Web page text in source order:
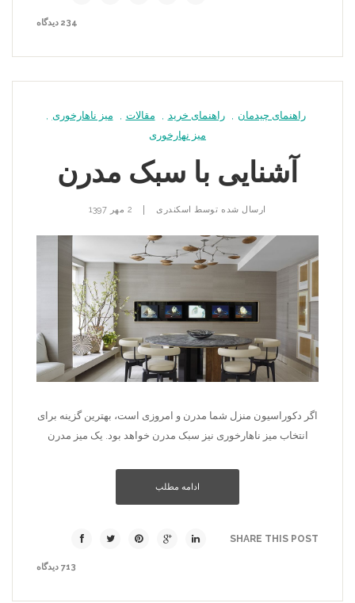
234 دیدگاه
راهنمای چیدمان راهنمای خرید مقالات میز ناهارخوری
میز نهارخوری
آشنایی با سبک مدرن
ارسال شده توسط اسکندری 2 مهر 1397
اگر دکوراسیون منزل شما مدرن و امروزی است، بهترین گزینه برای
انتخاب میز ناهارخوری نیز سبک مدرن خواهد بود. یک میز مدرن
ادامه مطلب
SHARE THIS POST
713 دیدگاه